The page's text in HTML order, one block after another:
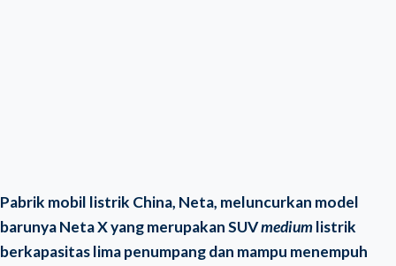
Pabrik mobil listrik China, Neta, meluncurkan model
barunya Neta X yang merupakan SUVmediumlistrik
berkapasitas lima penumpang dan mampu menempuh